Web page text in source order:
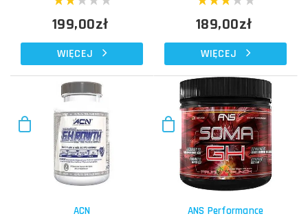
199,00zł
WIĘCEJ
189,00zł
WIĘCEJ
ACN ANS Performance